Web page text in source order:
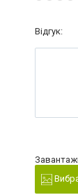
Відгук: